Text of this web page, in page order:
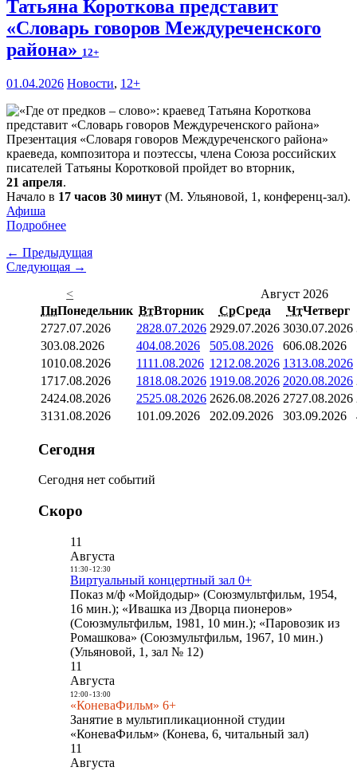
Татьяна Короткова представит
«Словарь говоров Междуреченского
района» 12+
01.04.2026 Новости, 12+
Презентация «Словаря говоров Междуреченского района»
краеведа, композитора и поэтессы, члена Союза российских
писателей Татьяны Коротковой пройдет во вторник,
21 апреля.
Начало в 17 часов 30 минут (М. Ульяновой, 1, конференц-зал).
Афиша
Подробнее
← Предыдущая
Следующая →
<
Август 2026
ПнПонедельник ВтВторник СрСреда ЧтЧетверг
2727.07.2026 2828.07.2026 2929.07.2026 3030.07.2026
303.08.2026 404.08.2026 505.08.2026 606.08.2026
1010.08.2026 1111.08.2026 1212.08.2026 1313.08.2026
1717.08.2026 1818.08.2026 1919.08.2026 2020.08.2026
2424.08.2026 2525.08.2026 2626.08.2026 2727.08.2026
3131.08.2026 101.09.2026 202.09.2026 303.09.2026
Сегодня
Сегодня нет событий
Скоро
11
Августа
11:30- 12:30
Виртуальный концертный зал 0+
Показ м/ф «Мойдодыр» (Союзмультфильм, 1954,
16 мин.); «Ивашка из Дворца пионеров»
(Союзмультфильм, 1981, 10 мин.); «Паровозик из
Ромашкова» (Союзмультфильм, 1967, 10 мин.)
(Ульяновой, 1, зал № 12)
11
Августа
12:00- 13:00
«КоневаФильм» 6+
Занятие в мультипликационной студии
«КоневаФильм» (Конева, 6, читальный зал)
11
Августа